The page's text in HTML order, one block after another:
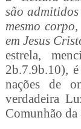
são admitidos
mesmo
em Jesus
estrela,
2b.7.9b.10),
nações de
verdadeira
Comunhão